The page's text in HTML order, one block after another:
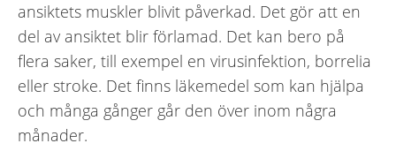
ansiktets muskler blivit påverkad. Det gör att en
del av ansiktet blir förlamad. Det kan bero på
flera saker, till exempel en virusinfektion, borrelia
eller stroke. Det finns läkemedel som kan hjälpa
och många gånger går den över inom några
månader.